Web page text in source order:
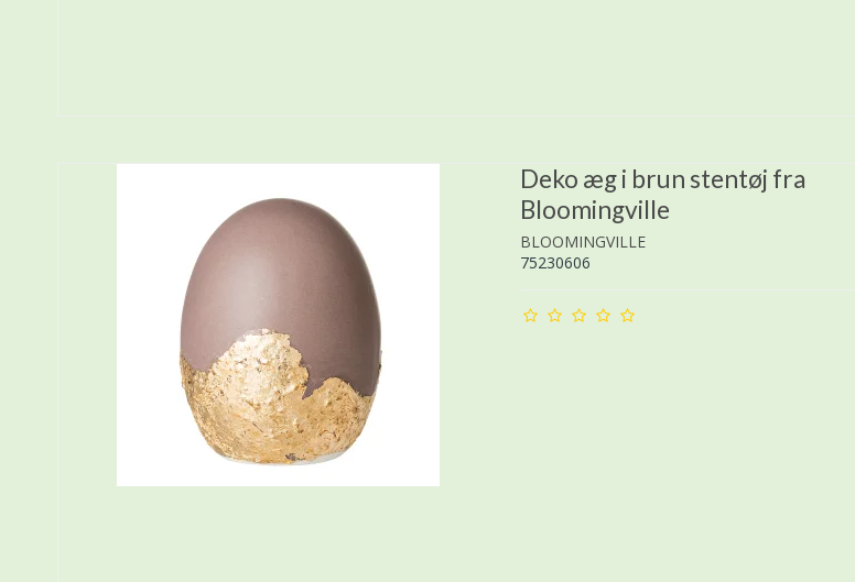
Deko æg i brun stentøj fra
Bloomingville
BLOOMINGVILLE
75230606